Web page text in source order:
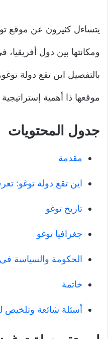
يتساءل كثيرون عن موقع
ومكانتها بين دول
بالتفصيل اين تقع دولة
موقعها ذا أهمية إستراتيجية
جدول المحتويات
مقدمة
اين تقع دولة توغو:
تاريخ توغو
جغرافيا توغو
الحكومة والسياسة
خاتمة
أسئلة شائعة وتلخيص